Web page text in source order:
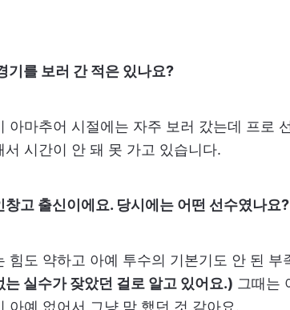
기를 보러 간 적은 있나요?
아마추어 시절에는 자주 보러 갔는데 프로
서 시간이 안 돼 못 가고 있습니다.
창고 출신이에요. 당시에는 어떤 선수였나요?
힘도 약하고 아예 투수의 기본기도 안 된 부
는 실수가 잦았던 걸로 알고 있어요.) 그때는
아예 없어서 그냥 막 했던 것 같아요.